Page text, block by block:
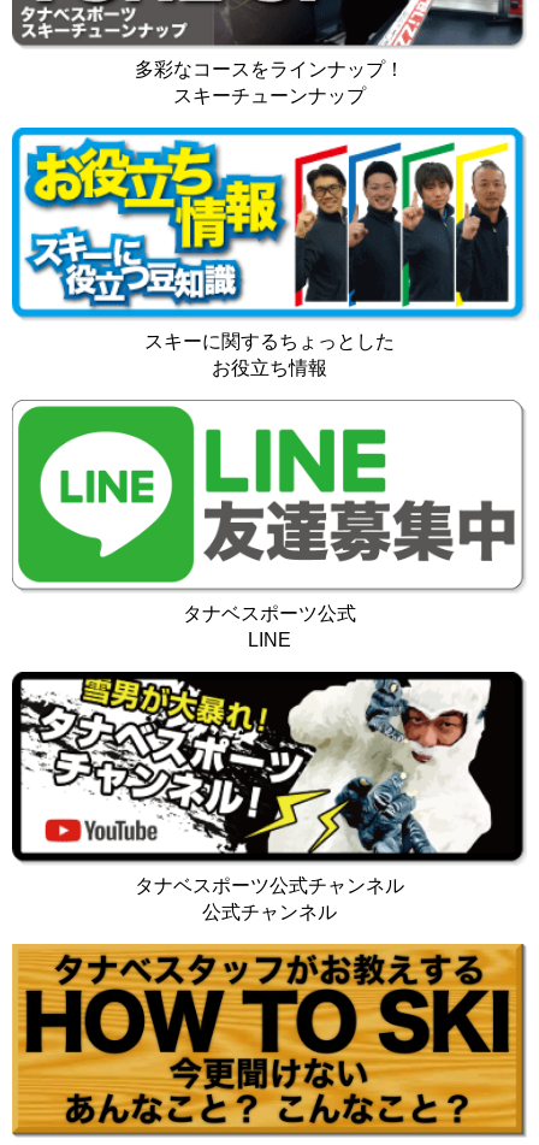
多彩なコースをラインナップ！
スキーチューンナップ
スキーに関するちょっとした
お役立ち情報
タナベスポーツ公式
LINE
タナベスポーツ公式チャンネル
公式チャンネル